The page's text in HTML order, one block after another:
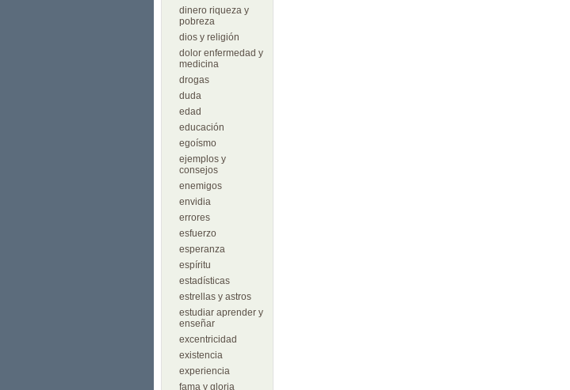
dinero riqueza y
pobreza
dios y religión
dolor enfermedad y
medicina
drogas
duda
edad
educación
egoísmo
ejemplos y
consejos
enemigos
envidia
errores
esfuerzo
esperanza
espíritu
estadísticas
estrellas y astros
estudiar aprender y
enseñar
excentricidad
existencia
experiencia
fama y gloria